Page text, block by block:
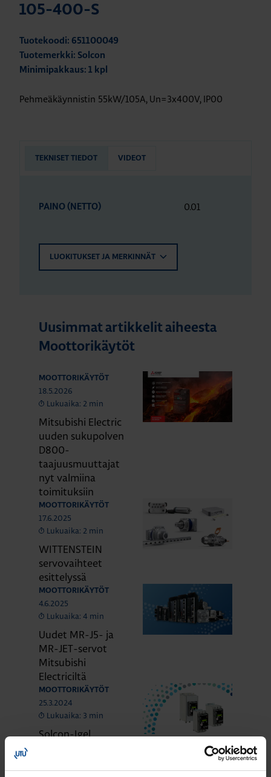
105-400-S
Tuotekoodi: 651100049
Tuotemerkki: Solcon
Minimipakkaus: 1 kpl
Pehmeäkäynnistin 55kW/105A, Un=3x400V, IP00
TEKNISET TIEDOT VIDEOT
PAINO (NETTO) 0.01
LUOKITUKSET JA MERKINNÄT
Uusimmat artikkelit aiheesta
Moottorikäytöt
MOOTTORIKÄYTÖT
18.5.2026
Lukuaika: 2 min
Mitsubishi Electric
uuden sukupolven
D800-
taajuusmuuttajat
nyt valmiina
toimituksiin
MOOTTORIKÄYTÖT
17.6.2025
Lukuaika: 2 min
WITTENSTEIN
servovaihteet
esittelyssä
MOOTTORIKÄYTÖT
4.6.2025
Lukuaika: 4 min
Uudet MR-J5- ja
MR-JET-servot
Mitsubishi
Electriciltä
MOOTTORIKÄYTÖT
25.3.2024
Lukuaika: 3 min
Solcon-Igel